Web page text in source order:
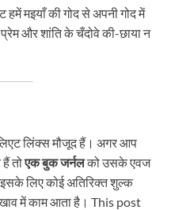
मइयाँ की गोद से अपनी गोद में
और शांति के चँदोवे की-छाया न
लिंक्स मौजूद हैं। अगर आप
हैं तोएक बुक जर्नलको उसके एवज
लिए कोई अतिरिक्त शुल्क
में काम आता है। This post